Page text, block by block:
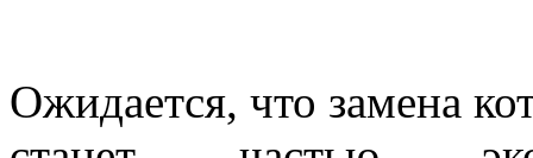
Ожидается, что замена